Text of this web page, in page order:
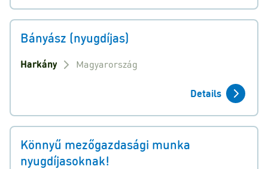
Bányász (nyugdíjas)
Harkány Magyarország
Details
Könnyű mezőgazdasági munka
nyugdíjasoknak!